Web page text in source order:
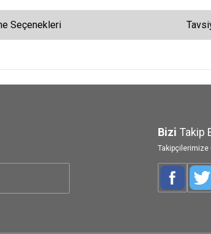
Seçenekleri
Bizi Takip
Takipçilerimize
Facebook